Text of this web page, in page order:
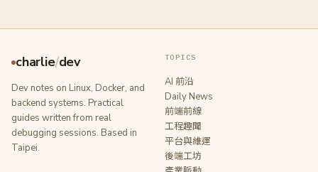
charlie/dev
Dev notes on Linux, Docker, and
backend systems. Practical
guides written from real
debugging sessions. Based in
Taipei.
TOPICS
AI 前沿
Daily News
前端前線
工程趣聞
平台與維運
後端工坊